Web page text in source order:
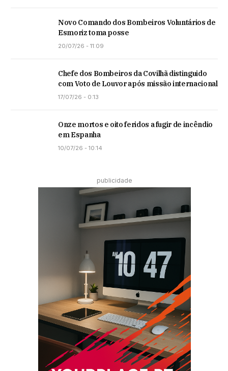
Novo Comando dos Bombeiros Voluntários de
Esmoriz toma posse
20/07/26 - 11:09
Chefe dos Bombeiros da Covilhã distinguido
com Voto de Louvor após missão internacional
17/07/26 - 0:13
Onze mortos e oito feridos a fugir de incêndio
em Espanha
10/07/26 - 10:14
publicidade